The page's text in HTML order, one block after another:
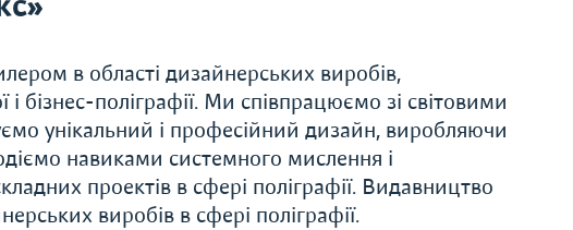
в області дизайнерських виробів,
бізнес-поліграфії. Ми співпрацюємо зі світовими
унікальний і професійний дизайн, виробляючи
навиками системного мислення і
проектів в сфері поліграфії. Видавництво
виробів в сфері поліграфії.